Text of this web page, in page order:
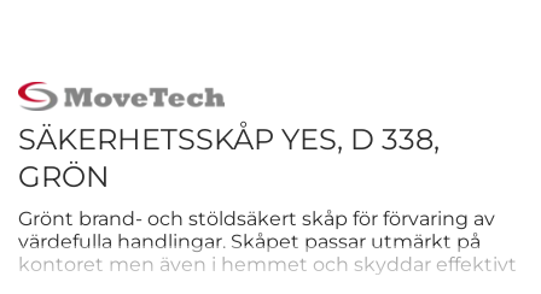
SÄKERHETSSKÅP YES, D 338,
GRÖN
Grönt brand- och stöldsäkert skåp för förvaring av
värdefulla handlingar. Skåpet passar utmärkt på
kontoret men även i hemmet och skyddar effektivt